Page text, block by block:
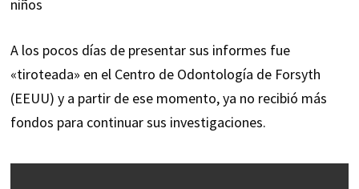
niños
A los pocos días de presentar sus informes fue
«tiroteada» en el Centro de Odontología de Forsyth
(EEUU) y a partir de ese momento, ya no recibió más
fondos para continuar sus investigaciones.